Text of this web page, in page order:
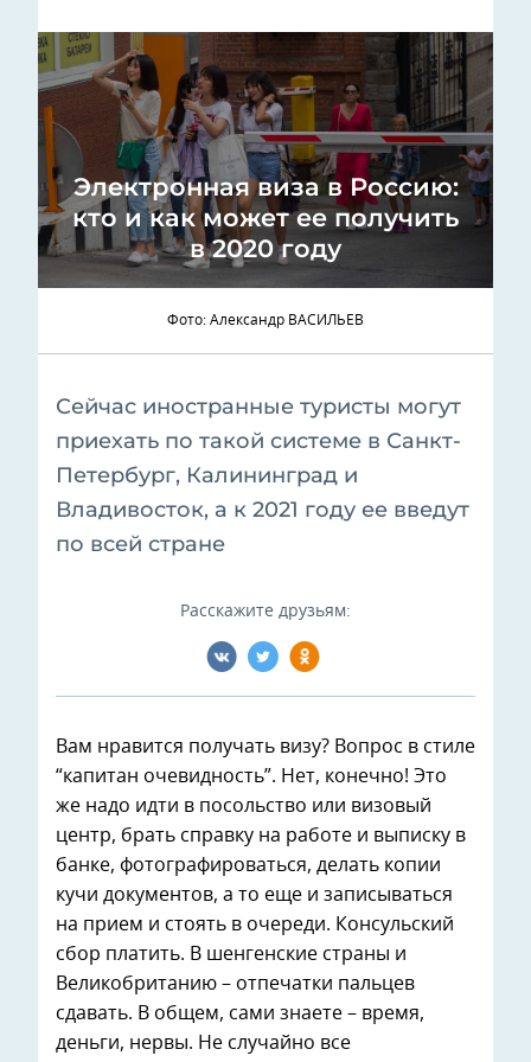
Электронная виза в Россию:
кто и как может ее получить
в 2020 году
Фото: Александр ВАСИЛЬЕВ
Сейчас иностранные туристы могут
приехать по такой системе в Санкт-
Петербург, Калининград и
Владивосток, а к 2021 году ее введут
по всей стране
Расскажите друзьям:
Вам нравится получать визу? Вопрос в стиле
“капитан очевидность”. Нет, конечно! Это
же надо идти в посольство или визовый
центр, брать справку на работе и выписку в
банке, фотографироваться, делать копии
кучи документов, а то еще и записываться
на прием и стоять в очереди. Консульский
сбор платить. В шенгенские страны и
Великобританию – отпечатки пальцев
сдавать. В общем, сами знаете – время,
деньги, нервы. Не случайно все